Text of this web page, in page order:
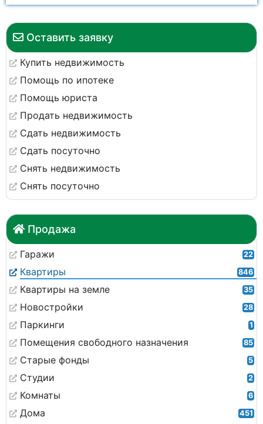
Оставить заявку
Купить недвижимость
Помощь по ипотеке
Помощь юриста
Продать недвижимость
Сдать недвижимость
Сдать посуточно
Снять недвижимость
Снять посуточно
Продажа
Гаражи 22
Квартиры 846
Квартиры на земле 35
Новостройки 28
Паркинги 1
Помещения свободного назначения 85
Старые фонды 5
Студии 2
Комнаты 6
Дома 451